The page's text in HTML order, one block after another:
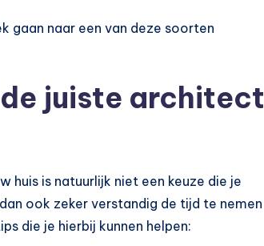
gaan naar een van deze soorten
juiste architect
huis is natuurlijk niet een keuze die je
ook zeker verstandig de tijd te nemen
die je hierbij kunnen helpen: